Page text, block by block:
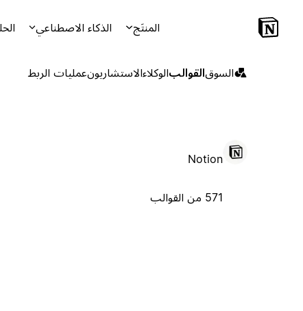
المنتَج الذكاء الاصطناعي
السوقالقوالبالوكلاءالاستشاريونعمليات الربط
Notion
571 من القوالب